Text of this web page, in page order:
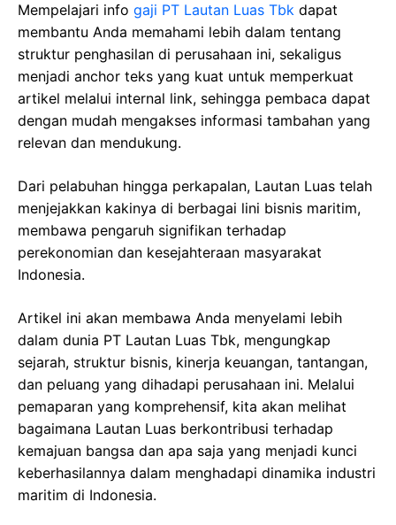
Mempelajari info gaji PT Lautan Luas Tbk dapat
membantu Anda memahami lebih dalam tentang
struktur penghasilan di perusahaan ini, sekaligus
menjadi anchor teks yang kuat untuk memperkuat
artikel melalui internal link, sehingga pembaca dapat
dengan mudah mengakses informasi tambahan yang
relevan dan mendukung.
Dari pelabuhan hingga perkapalan, Lautan Luas telah
menjejakkan kakinya di berbagai lini bisnis maritim,
membawa pengaruh signifikan terhadap
perekonomian dan kesejahteraan masyarakat
Indonesia.
Artikel ini akan membawa Anda menyelami lebih
dalam dunia PT Lautan Luas Tbk, mengungkap
sejarah, struktur bisnis, kinerja keuangan, tantangan,
dan peluang yang dihadapi perusahaan ini. Melalui
pemaparan yang komprehensif, kita akan melihat
bagaimana Lautan Luas berkontribusi terhadap
kemajuan bangsa dan apa saja yang menjadi kunci
keberhasilannya dalam menghadapi dinamika industri
maritim di Indonesia.